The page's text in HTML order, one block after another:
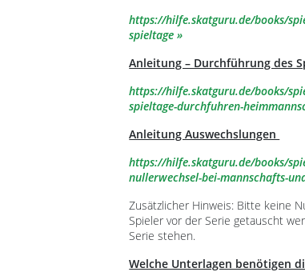
https://hilfe.skatguru.de/books/
spieltage
Anleitung – Durchführung des
https://hilfe.skatguru.de/books/
spieltage-durchfuhren-
Anleitung Auswechslungen
https://hilfe.skatguru.de/books/
nullerwechsel-bei-mannschafts-
Zusätzlicher Hinweis: Bitte keine
Spieler vor der Serie getauscht
Serie stehen.
Welche Unterlagen benötigen